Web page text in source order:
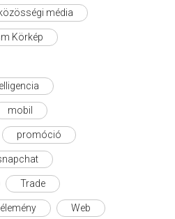
média
Körkép
mobil
promóció
Trade
Web